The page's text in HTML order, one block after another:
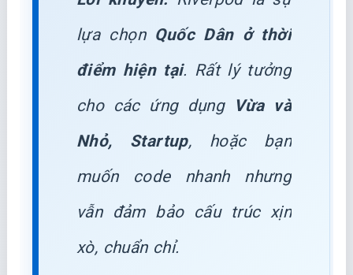
lựa chọn Quốc Dân ở thời
điểm hiện tại. Rất lý tưởng
cho các ứng dụng Vừa và
Nhỏ, Startup, hoặc bạn
muốn code nhanh nhưng
vẫn đảm bảo cấu trúc xịn
xò, chuẩn chỉ.